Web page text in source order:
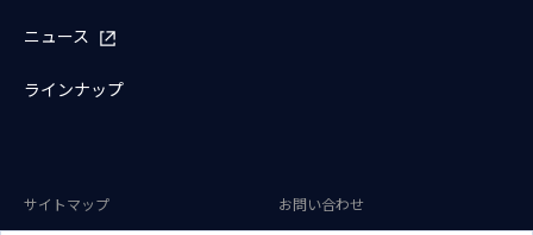
ニュース
ラインナップ
サイトマップ
お問い合わせ